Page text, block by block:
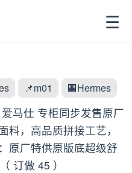
☰
📌m01 🏢Hermes
马仕 专柜同步发售原厂
料，高品质拼接工艺，
原厂特供原版底超级舒
订做 45 ）